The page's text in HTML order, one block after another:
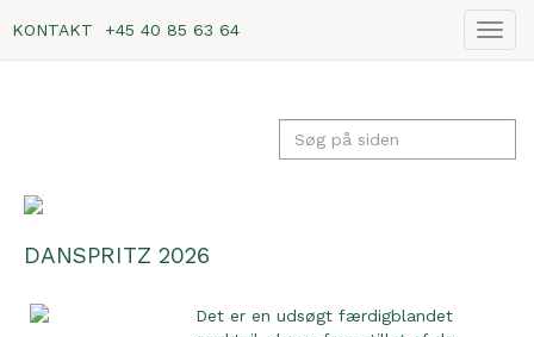
Vis
KONTAKT +45 40 85 63 64
DANSPRITZ 2026
Det er en udsøgt færdigblandet